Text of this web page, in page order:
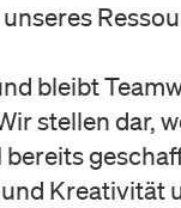
bleibt
stellen dar,
bereits
Kreativität